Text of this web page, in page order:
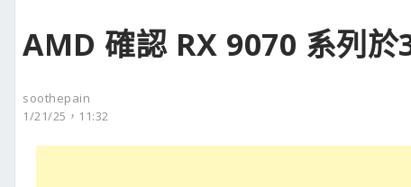
AMD 確認 RX 9070 系列於
soothepain
1/21/25，11:32